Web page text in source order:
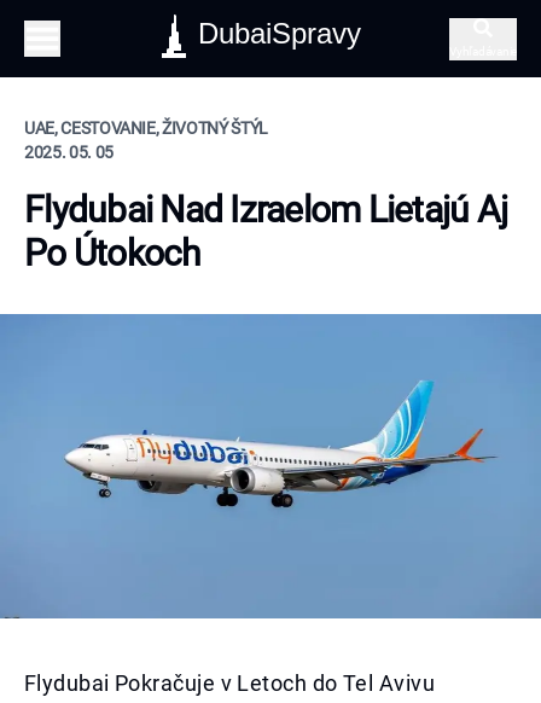
DubaiSpravy
UAE, CESTOVANIE, ŽIVOTNÝ ŠTÝL
2025. 05. 05
Flydubai Nad Izraelom Lietajú Aj
Po Útokoch
Flydubai Pokračuje v Letoch do Tel Avivu